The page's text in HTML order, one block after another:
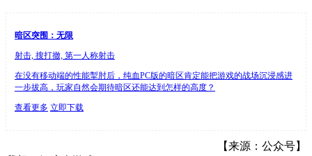
暗区突围：无限
射击, 搜打撤, 第一人称射击
在没有移动端的性能掣肘后，纯血PC版的暗区肯定能把游戏的战场沉浸感进
一步拔高，玩家自然会期待暗区还能达到怎样的高度？
查看更多 立即下载
【来源：公众号】